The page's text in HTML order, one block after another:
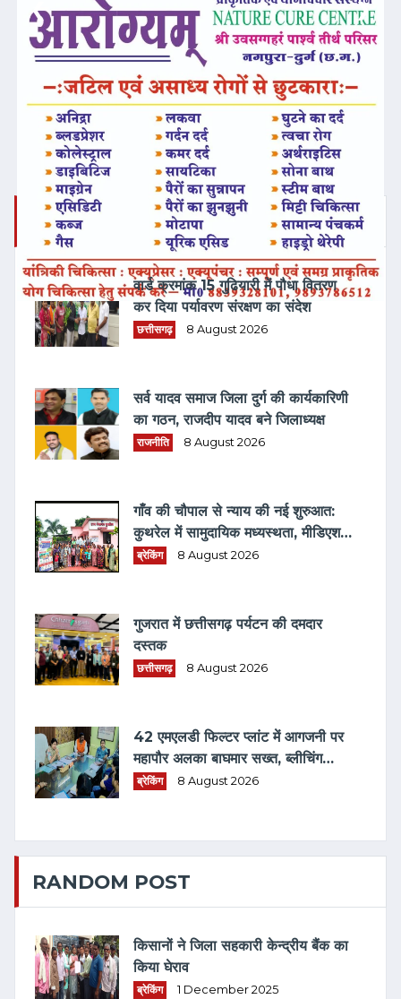
❮ ❯
ताज़ा समाचार
वार्ड क्रमांक 15 गुढियारी में पौधा वितरण
कर दिया पर्यावरण संरक्षण का संदेश
छत्तीसगढ़ 8 August 2026
सर्व यादव समाज जिला दुर्ग की कार्यकारिणी
का गठन, राजदीप यादव बने जिलाध्यक्ष
राजनीति 8 August 2026
गाँव की चौपाल से न्याय की नई शुरुआत:
कुथरेल में सामुदायिक मध्यस्थता, मीडिएशन
3.0 एवं विधिक जागरूकता का संगम
ब्रेकिंग 8 August 2026
गुजरात में छत्तीसगढ़ पर्यटन की दमदार
दस्तक
छत्तीसगढ़ 8 August 2026
42 एमएलडी फिल्टर प्लांट में आगजनी पर
महापौर अलका बाघमार सख्त, ब्लीचिंग
पावडर की होगी लैब जांच
ब्रेकिंग 8 August 2026
RANDOM POST
किसानों ने जिला सहकारी केन्द्रीय बैंक का
किया घेराव
ब्रेकिंग 1 December 2025